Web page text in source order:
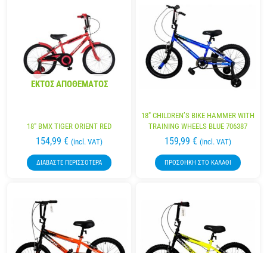
ΕΚΤΌΣ ΑΠΟΘΈΜΑΤΟΣ
18″ BMX TIGER ORIENT RED
154,99 € (incl. VAT)
ΔΙΑΒΆΣΤΕ ΠΕΡΙΣΣΌΤΕΡΑ
18″ CHILDREN’S BIKE HAMMER WITH
TRAINING WHEELS BLUE 706387
159,99 € (incl. VAT)
ΠΡΟΣΘΉΚΗ ΣΤΟ ΚΑΛΆΘΙ